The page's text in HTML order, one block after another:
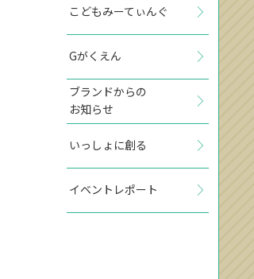
こどもみーてぃんぐ
Gがくえん
ブランドからの
お知らせ
いっしょに創る
イベントレポート